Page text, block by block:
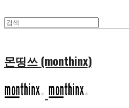
몬띵쓰 (monthinx)